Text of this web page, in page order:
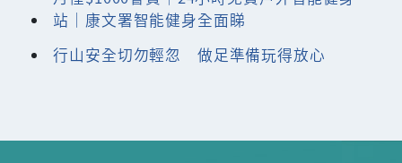
站｜康文署智能健身全面睇
行山安全切勿輕忽 做足準備玩得放心